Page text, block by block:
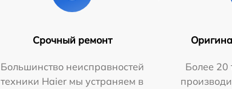
Срочный ремонт
Большинство неисправностей
техники Haier мы устраняем в
Более 20